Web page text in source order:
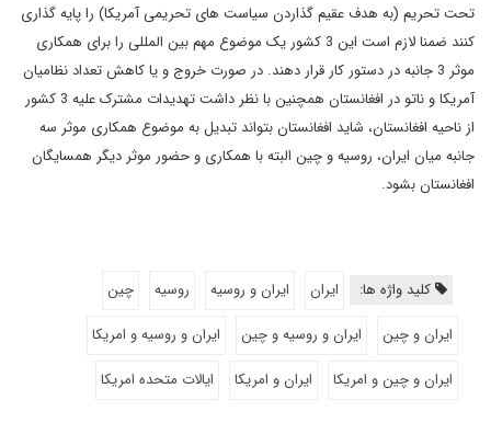
تحت تحریم (به هدف عقیم گذاردن سیاست های تحریمی آمریکا) را پایه گذاری
کنند ضمنا لازم است این 3 کشور یک موضوع مهم بین المللی را برای همکاری
موثر 3 جانبه در دستور کار قرار دهند. در صورت خروج و یا کاهش تعداد نظامیان
آمریکا و ناتو در افغانستان همچنین با نظر داشت تهدیدات مشترک علیه 3 کشور
از ناحیه افغانستان، شاید افغانستان بتواند تبدیل به موضوع همکاری موثر سه
جانبه میان ایران، روسیه و چین البته با همکاری و حضور موثر دیگر همسایگان
افغانستان بشود.
کلید واژه ها: ایران ایران و روسیه روسیه
چین
ایران و چین
ایران و روسیه و چین
ایران و روسیه و امریکا
ایران و چین و امریکا
ایران و امریکا ایالات متحده امریکا